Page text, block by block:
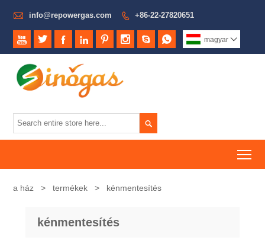
 info@repowergas.com  +86-22-27820651
        magyar 

a ház > termékek > kénmentesítés
kénmentesítés